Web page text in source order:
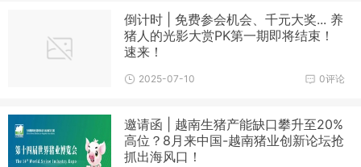
倒计时 | 免费参会机会、千元大奖... 养
猪人的光影大赏PK第一期即将结束！
速来！
0评论
2025-07-10
邀请函 | 越南生猪产能缺口攀升至20%
高位？8月来中国-越南猪业创新论坛抢
抓出海风口！